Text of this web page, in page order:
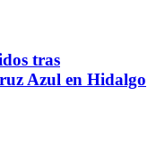
tras
Azul en Hidalgo